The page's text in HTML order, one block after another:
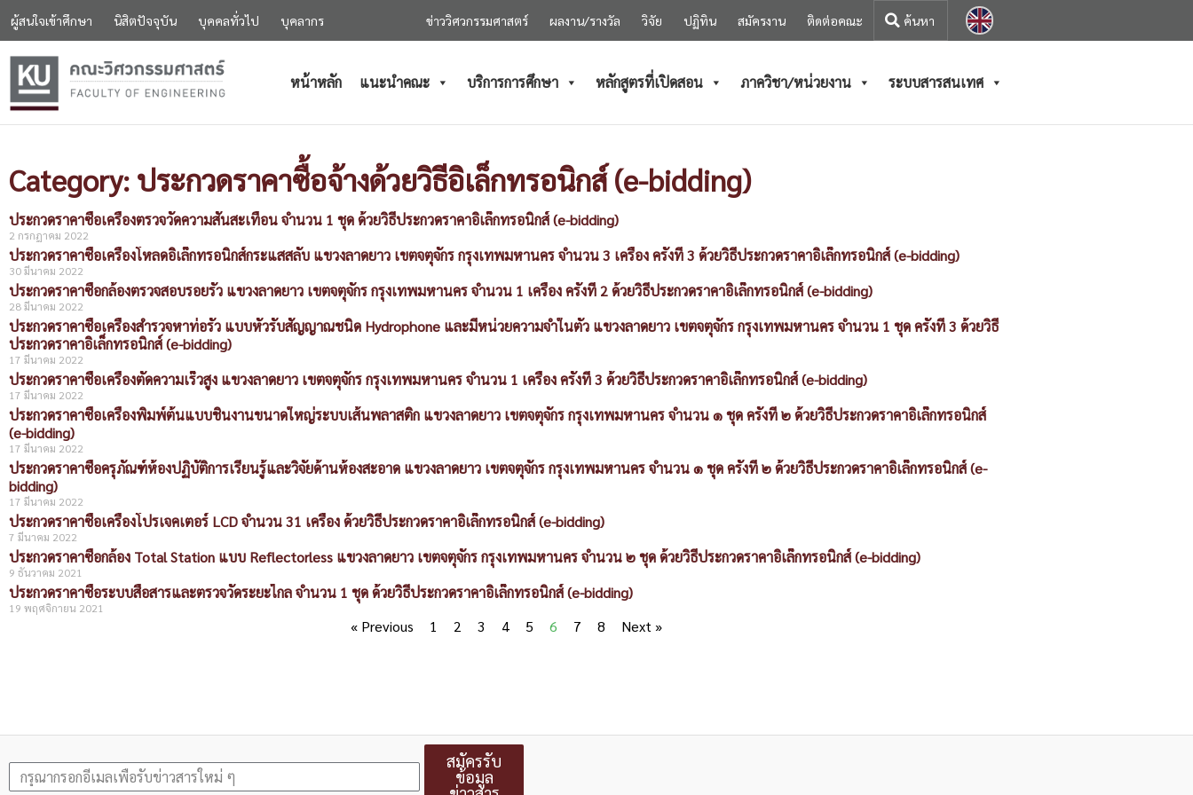
ผู้สนใจเข้าศึกษา นิสิตปัจจุบัน บุคคลทั่วไป บุคลากร ข่าววิศวกรรมศาสตร์ ผลงาน/รางวัล วิจัย ปฏิทิน สมัครงาน ติดต่อคณะ
หน้าหลัก แนะนำคณะ บริการการศึกษา หลักสูตรที่เปิดสอน ภาควิชา/หน่วยงาน ระบบสารสนเทศ
Category: ประกวดราคาซื้อจ้างด้วยวิธีอิเล็กทรอนิกส์ (e-bidding)
ประกวดราคาซื้อเครื่องตรวจวัดความสั่นสะเทือน จำนวน 1 ชุด ด้วยวิธีประกวดราคาอิเล็กทรอนิกส์ (e-bidding)
2 กรกฎาคม 2022
ประกวดราคาซื้อเครื่องโหลดอิเล็กทรอนิกส์กระแสสลับ แขวงลาดยาว เขตจตุจักร กรุงเทพมหานคร จำนวน 3 เครื่อง ครั้งที่ 3 ด้วยวิธีประกวดราคาอิเล็กทรอนิกส์ (e-bidding)
30 มีนาคม 2022
ประกวดราคาซื้อกล้องตรวจสอบรอยรั่ว แขวงลาดยาว เขตจตุจักร กรุงเทพมหานคร จำนวน 1 เครื่อง ครั้งที่ 2 ด้วยวิธีประกวดราคาอิเล็กทรอนิกส์ (e-bidding)
28 มีนาคม 2022
ประกวดราคาซื้อเครื่องสำรวจหาท่อรั่ว แบบหัวรับสัญญาณชนิด Hydrophone และมีหน่วยความจำในตัว แขวงลาดยาว เขตจตุจักร กรุงเทพมหานคร จำนวน 1 ชุด ครั้งที่ 3 ด้วยวิธี
ประกวดราคาอิเล็กทรอนิกส์ (e-bidding)
17 มีนาคม 2022
ประกวดราคาซื้อเครื่องตัดความเร็วสูง แขวงลาดยาว เขตจตุจักร กรุงเทพมหานคร จำนวน 1 เครื่อง ครั้งที่ 3 ด้วยวิธีประกวดราคาอิเล็กทรอนิกส์ (e-bidding)
17 มีนาคม 2022
ประกวดราคาซื้อเครื่องพิมพ์ต้นแบบชิ้นงานขนาดใหญ่ระบบเส้นพลาสติก แขวงลาดยาว เขตจตุจักร กรุงเทพมหานคร จำนวน ๑ ชุด ครั้งที่ ๒ ด้วยวิธีประกวดราคาอิเล็กทรอนิกส์
(e-bidding)
17 มีนาคม 2022
ประกวดราคาซื้อครุภัณฑ์ห้องปฏิบัติการเรียนรู้และวิจัยด้านห้องสะอาด แขวงลาดยาว เขตจตุจักร กรุงเทพมหานคร จำนวน ๑ ชุด ครั้งที่ ๒ ด้วยวิธีประกวดราคาอิเล็กทรอนิกส์ (e-
bidding)
17 มีนาคม 2022
ประกวดราคาซื้อเครื่องโปรเจคเตอร์ LCD จำนวน 31 เครื่อง ด้วยวิธีประกวดราคาอิเล็กทรอนิกส์ (e-bidding)
7 มีนาคม 2022
ประกวดราคาซื้อกล้อง Total Station แบบ Reflectorless แขวงลาดยาว เขตจตุจักร กรุงเทพมหานคร จำนวน ๒ ชุด ด้วยวิธีประกวดราคาอิเล็กทรอนิกส์ (e-bidding)
9 ธันวาคม 2021
ประกวดราคาซื้อระบบสื่อสารและตรวจวัดระยะไกล จำนวน 1 ชุด ด้วยวิธีประกวดราคาอิเล็กทรอนิกส์ (e-bidding)
19 พฤศจิกายน 2021
« Previous 1 2 3 4 5 6 7 8 Next »
สมัครรับ
ข้อมูล